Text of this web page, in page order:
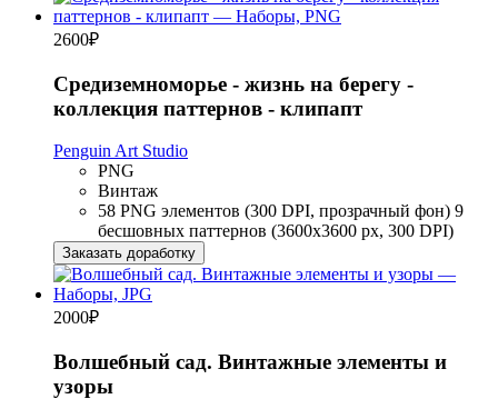
2600₽
Средиземноморье - жизнь на берегу -
коллекция паттернов - клипапт
Penguin Art Studio
PNG
Винтаж
58 PNG элементов (300 DPI, прозрачный фон) 9
бесшовных паттернов (3600x3600 px, 300 DPI)
Заказать доработку
2000₽
Волшебный сад. Винтажные элементы и
узоры